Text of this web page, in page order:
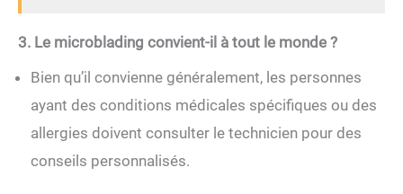
3. Le microblading convient-il à tout le monde ?
Bien qu’il convienne généralement, les personnes
ayant des conditions médicales spécifiques ou des
allergies doivent consulter le technicien pour des
conseils personnalisés.